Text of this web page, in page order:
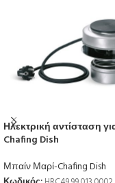
Ηλεκτρική αντίσταση
Chafing Dish
Μπαίν Μαρί-Chafing Dish